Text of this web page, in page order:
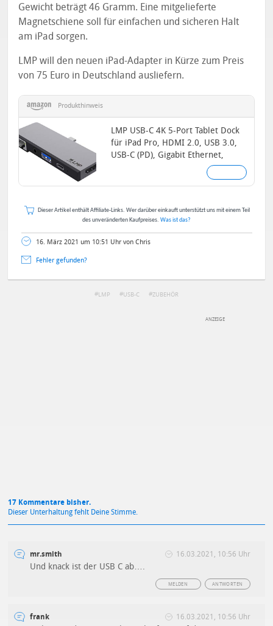
Gewicht beträgt 46 Gramm. Eine mitgelieferte
Magnetschiene soll für einfachen und sicheren Halt
am iPad sorgen.
LMP will den neuen iPad-Adapter in Kürze zum Preis
von 75 Euro in Deutschland ausliefern.
Produkthinweis
LMP USB-C 4K 5-Port Tablet Dock
für iPad Pro, HDMI 2.0, USB 3.0,
USB-C (PD), Gigabit Ethernet,
3,5mm Audio, Space Grey
Dieser Artikel enthält Affiliate-Links. Wer darüber einkauft unterstützt uns mit einem Teil
des unveränderten Kaufpreises. Was ist das?
16. März 2021 um 10:51 Uhr von Chris
Fehler gefunden?
LMP USB-C ZUBEHÖR
17 Kommentare bisher.
Dieser Unterhaltung fehlt Deine Stimme.
mr.smith 16.03.2021, 10:56 Uhr
Und knack ist der USB C ab….
ANTWORTEN
MELDEN
frank 16.03.2021, 10:56 Uhr